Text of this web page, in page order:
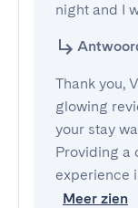
night and I
Thank you,
glowing
your stay
Providing a
experience
Meer zien